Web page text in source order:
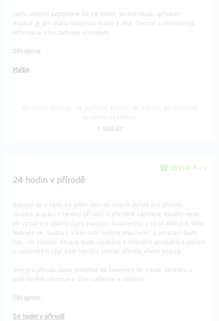
Jarní sobotní odpoledne od 14 hodin, termín bude upřesněn.
Poukaz je pro jednu dospělou osobu a dítě. Termín a podrobnější
informace Vám zašleme e-mailem.
Děkujeme
Malba
1 500 Kč
zbývá 4 z 5
24 hodin v přírodě
Zapojte se s námi na jeden den do našich aktivit pro přírodu.
Zkusíte si práci v terénu při péči o přírodně zajímavé lokality nebo
při vytváření opatření pro podporu biodiverzity v okolí lidských sídel.
Nebojte se, budou s Vámi naši terénní pracovníci a po práci bude
čas i na zábavu. Strava bude zajištěna z místních produktů a nocleh
v indiánském týpí Vám umožní vnímat přírodu všemi smysly.
Den pro přírodu bude probíhat od července do srpna, termíny a
podrobnější informace Vám zašleme e-mailem.
Děkujeme
24 hodin v přírodě